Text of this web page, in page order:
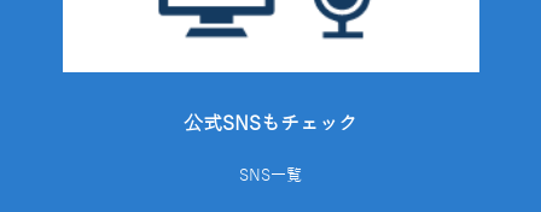
公式SNSもチェック
SNS一覧